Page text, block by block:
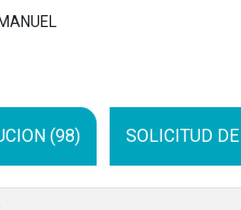
(98) SOLICITUD